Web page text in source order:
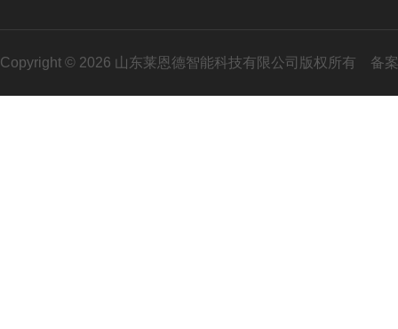
Copyright © 2026 山东莱恩德智能科技有限公司版权所有 备